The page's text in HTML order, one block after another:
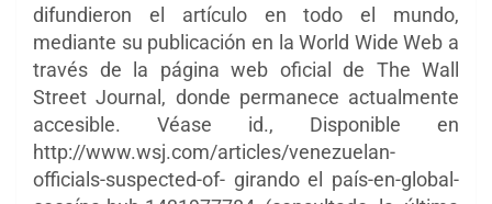
difundieron el artículo en todo el mundo,
mediante su publicación en la World Wide Web a
través de la página web oficial de The Wall
Street Journal, donde permanece actualmente
accesible. Véase id., Disponible en
http://www.wsj.com/articles/venezuelan-
officials-suspected-of- girando el país-en-global-